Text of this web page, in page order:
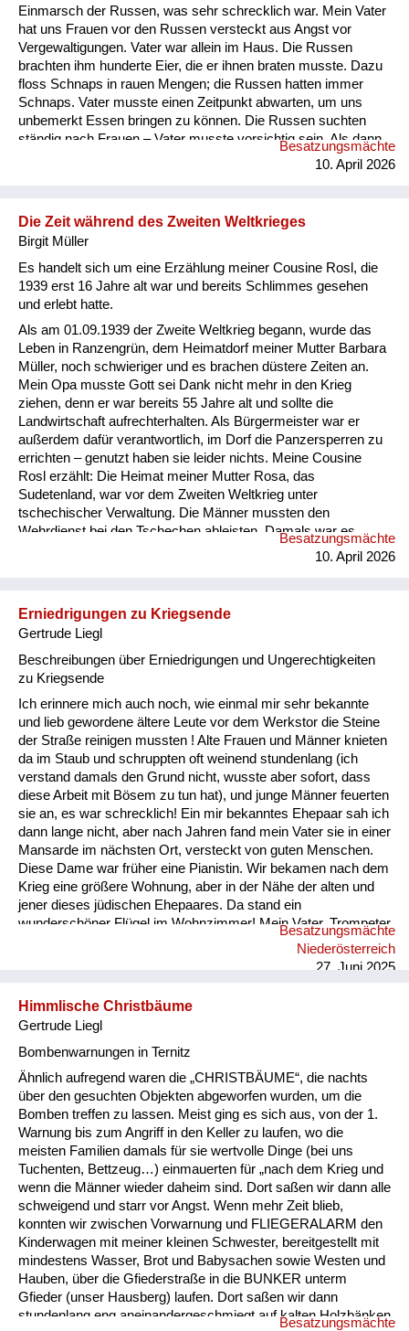
Einmarsch der Russen, was sehr schrecklich war. Mein Vater
hat uns Frauen vor den Russen versteckt aus Angst vor
Vergewaltigungen. Vater war allein im Haus. Die Russen
brachten ihm hunderte Eier, die er ihnen braten musste. Dazu
floss Schnaps in rauen Mengen; die Russen hatten immer
Schnaps. Vater musste einen Zeitpunkt abwarten, um uns
unbemerkt Essen bringen zu können. Die Russen suchten
ständig nach Frauen – Vater musste vorsichtig sein. Als dann
die schreckliche Zeit mit den Russen vorbei war, kam das
Polizist zur Hausdurchsuchung. Er fand eine
Hakenkreuzfahne im Kleiderschra...
Besatzungsmächte
10. April 2026
Die Zeit während des Zweiten Weltkrieges
Birgit Müller
Es handelt sich um eine Erzählung meiner Cousine Rosl, die
1939 erst 16 Jahre alt war und bereits Schlimmes gesehen
und erlebt hatte.
Als am 01.09.1939 der Zweite Weltkrieg begann, wurde das
Leben in Ranzengrün, dem Heimatdorf meiner Mutter Barbara
Müller, noch schwieriger und es brachen düstere Zeiten an.
Mein Opa musste Gott sei Dank nicht mehr in den Krieg
ziehen, denn er war bereits 55 Jahre alt und sollte die
Landwirtschaft aufrechterhalten. Als Bürgermeister war er
außerdem dafür verantwortlich, im Dorf die Panzersperren zu
errichten – genutzt haben sie leider nichts. Meine Cousine
Rosl erzählt: Die Heimat meiner Mutter Rosa, das
Sudetenland, war vor dem Zweiten Weltkrieg unter
tschechischer Verwaltung. Die Männer mussten den
Wehrdienst bei den Tschechen ableisten. Damals war es
Vorschrift, dass ein Soldat vor dem 21. Lebensjahr nicht
verheiratet sein durfte, auch wenn er ein Kind hatte. Nach dem
Juni/Juli 1945 „Freiwild“ – die siegreichen Mächte konnten
über sie verfügen, wie über eine Ware. So kamen Russen oder
Tschechen und suchten junge M...
Besatzungsmächte
10. April 2026
Erniedrigungen zu Kriegsende
Gertrude Liegl
Beschreibungen über Erniedrigungen und Ungerechtigkeiten
zu Kriegsende
Ich erinnere mich auch noch, wie einmal mir sehr bekannte
und lieb gewordene ältere Leute vor dem Werkstor die Steine
der Straße reinigen mussten ! Alte Frauen und Männer knieten
da im Staub und schruppten oft weinend stundenlang (ich
verstand damals den Grund nicht, wusste aber sofort, dass
diese Arbeit mit Bösem zu tun hat), und junge Männer feuerten
sie an, es war schrecklich! Ein mir bekanntes Ehepaar sah ich
dann lange nicht, aber nach Jahren fand mein Vater sie in einer
Mansarde im nächsten Ort, versteckt von guten Menschen.
Diese Dame war früher eine Pianistin. Wir bekamen nach dem
Krieg eine größere Wohnung, aber in der Nähe der alten und
jener dieses jüdischen Ehepaares. Da stand ein
wunderschöner Flügel im Wohnzimmer! Mein Vater, Trompeter
und Kapellmeister, untersuchte das Klavier und fand
tatsächlich ein Schild innen mit dem Namen dieser Dame. Er
Freude war für...
Besatzungsmächte
Niederösterreich
27. Juni 2025
Himmlische Christbäume
Gertrude Liegl
Bombenwarnungen in Ternitz
Ähnlich aufregend waren die „CHRISTBÄUME“, die nachts
über den gesuchten Objekten abgeworfen wurden, um die
Bomben treffen zu lassen. Meist ging es sich aus, von der 1.
Warnung bis zum Angriff in den Keller zu laufen, wo die
meisten Familien damals für sie wertvolle Dinge (bei uns
Tuchenten, Bettzeug…) einmauerten für „nach dem Krieg und
wenn die Männer wieder daheim sind. Dort saßen wir dann alle
schweigend und starr vor Angst. Wenn mehr Zeit blieb,
konnten wir zwischen Vorwarnung und FLIEGERALARM den
Kinderwagen mit meiner kleinen Schwester, bereitgestellt mit
mindestens Wasser, Brot und Babysachen sowie Westen und
Hauben, über die Gfiederstraße in die BUNKER unterm
Gfieder (unser Hausberg) laufen. Dort saßen wir dann
stundenlang eng aneinandergeschmiegt auf kalten Holzbänken
Besatzungsmächte